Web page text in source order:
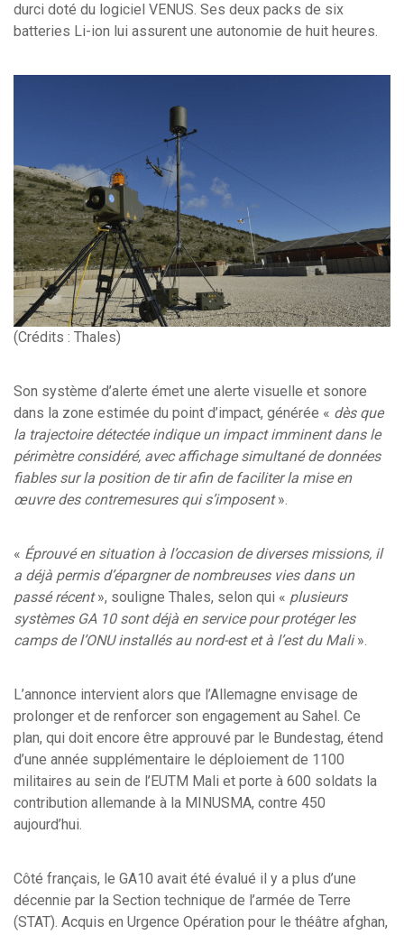
durci doté du logiciel VENUS. Ses deux packs de six
batteries Li-ion lui assurent une autonomie de huit heures.
(Crédits : Thales)
Son système d’alerte émet une alerte visuelle et sonore
dans la zone estimée du point d’impact, générée « dès que
la trajectoire détectée indique un impact imminent dans le
périmètre considéré, avec affichage simultané de données
fiables sur la position de tir afin de faciliter la mise en
œuvre des contremesures qui s’imposent».
« Éprouvé en situation à l’occasion de diverses missions, il
a déjà permis d’épargner de nombreuses vies dans un
passé récent», souligne Thales, selon qui « plusieurs
systèmes GA 10 sont déjà en service pour protéger les
camps de l’ONU installés au nord-est et à l’est du Mali».
L’annonce intervient alors que l’Allemagne envisage de
prolonger et de renforcer son engagement au Sahel. Ce
plan, qui doit encore être approuvé par le Bundestag, étend
d’une année supplémentaire le déploiement de 1100
militaires au sein de l’EUTM Mali et porte à 600 soldats la
contribution allemande à la MINUSMA, contre 450
aujourd’hui.
Côté français, le GA10 avait été évalué il y a plus d’une
décennie par la Section technique de l’armée de Terre
(STAT). Acquis en Urgence Opération pour le théâtre afghan,